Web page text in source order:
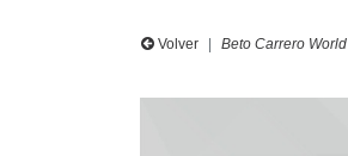
Volver Beto Carrero World